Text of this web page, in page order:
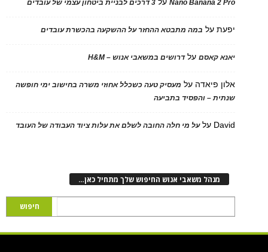
Nano Banana 2 Pro 3 דרכים לבניית ביטחון עצמי של עובדים
יפעתעל במה מתבטא ההחזר על ההשקעה בהכשרת עובדים
יאנא קאסםעלדרושים במשאבי אנוש – H&M
אלון פיאדה על מעסיק טעה כשכלל אחוזי משרה בחישוב ימי חופשה
שנתית – והפסיד בתביעה
David עלעל מי חלה החובה לשלם את עלות ציוד העבודה של העובד
מנהל משאבי אנוש החיפוש שלך מתחיל כאן…